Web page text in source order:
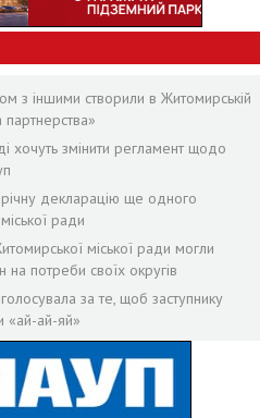
з іншими створили в Житомирській
партнерства»
хочуть змінити регламент щодо
декларацію ще одного
ради
міської ради могли
на потреби своїх округів
за те, щоб заступнику
«ай-ай-яй»